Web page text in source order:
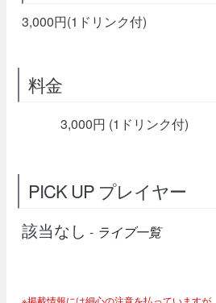
3,000円(1ドリンク付)
料金
3,000円 (1ドリンク付)
PICK UP プレイヤー
該当なし - ライブ一覧